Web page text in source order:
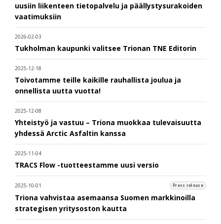
uusiin liikenteen tietopalvelu ja päällystysurakoiden
vaatimuksiin
2026-02-03
Tukholman kaupunki valitsee Trionan TNE Editorin
2025-12-18
Toivotamme teille kaikille rauhallista joulua ja
onnellista uutta vuotta!
2025-12-08
Yhteistyö ja vastuu – Triona muokkaa tulevaisuutta
yhdessä Arctic Asfaltin kanssa
2025-11-04
TRACS Flow -tuotteestamme uusi versio
2025-10-01 Press release
Triona vahvistaa asemaansa Suomen markkinoilla
strategisen yritysoston kautta